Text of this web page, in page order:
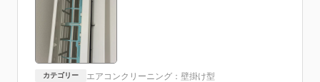
カテゴリー エアコンクリーニング：壁掛け型